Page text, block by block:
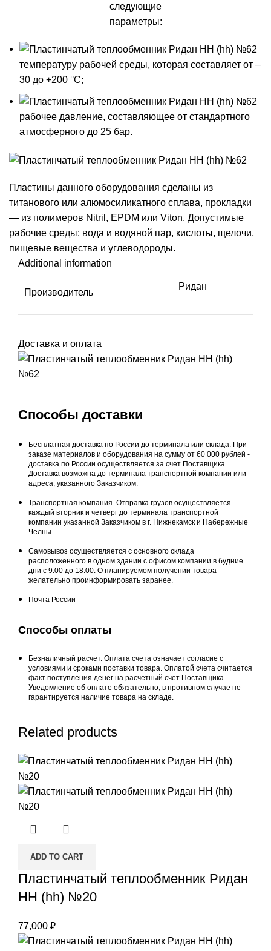
следующие
параметры:
температуру рабочей среды, которая составляет от –
30 до +200 °С;
рабочее давление, составляющее от стандартного
атмосферного до 25 бар.
Пластины данного оборудования сделаны из
титанового или алюмосиликатного сплава, прокладки
— из полимеров Nitril, EPDM или Viton. Допустимые
рабочие среды: вода и водяной пар, кислоты, щелочи,
пищевые вещества и углеводороды.
Additional information
Производитель
Ридан
Доставка и оплата
Способы доставки
Бесплатная доставка по России до терминала или склада. При
заказе материалов и оборудования на сумму от 60 000 рублей -
доставка по России осуществляется за счет Поставщика.
Доставка возможна до терминала транспортной компании или
адреса, указанного Заказчиком.
Транспортная компания. Отправка грузов осуществляется
каждый вторник и четверг до терминала транспортной
компании указанной Заказчиком в г. Нижнекамск и Набережные
Челны.
Самовывоз осуществляется с основного склада
расположенного в одном здании с офисом компании в будние
дни с 9:00 до 18:00. О планируемом получении товара
желательно проинформировать заранее.
Почта России
Способы оплаты
Безналичный расчет. Оплата счета означает согласие с
условиями и сроками поставки товара. Оплатой счета считается
факт поступления денег на расчетный счет Поставщика.
Уведомление об оплате обязательно, в противном случае не
гарантируется наличие товара на складе.
Related products
ADD TO CART
Пластинчатый теплообменник Ридан
НН (hh) №20
77,000 ₽